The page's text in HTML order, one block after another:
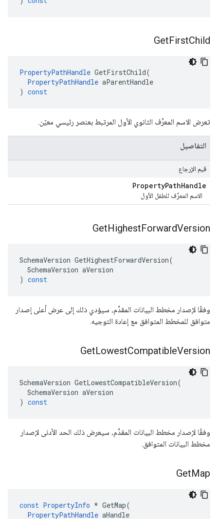
GetFirstChild
PropertyPathHandle GetFirstChild(
PropertyPathHandle aParentHandle
) const
تعرض الاسم المعرِّف الثانوي الأول المرتبط بعنصر رئيسي معيّن.
التفاصيل
قيم الإرجاع
PropertyPathHandle
الاسم المعرِّف للطفل الأول
GetHighestForwardVersion
SchemaVersion GetHighestForwardVersion(
SchemaVersion aVersion
) const
وفقًا لإصدار مخطط البيانات المقدَّم، سيؤدي ذلك إلى عرض أعلى إصدار
متوافق للمخطط المتوافق مع إعادة التوجيه.
GetLowestCompatibleVersion
SchemaVersion GetLowestCompatibleVersion(
SchemaVersion aVersion
) const
وفقًا لإصدار مخطط البيانات المقدَّم، سيعرض ذلك الحد الأدنى لإصدار
مخطط البيانات المتوافق.
GetMap
const PropertyInfo * GetMap(
PropertyPathHandle aHandle